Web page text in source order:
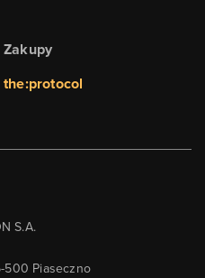
Zakupy
the:protocol
S.A.
500 Piaseczno